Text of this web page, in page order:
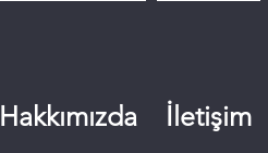
Hakkımızda İletişim